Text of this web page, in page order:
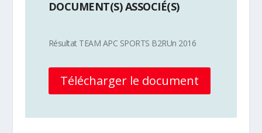
DOCUMENT(S) ASSOCIÉ(S)
Résultat TEAM APC SPORTS B2RUn 2016
Télécharger le document